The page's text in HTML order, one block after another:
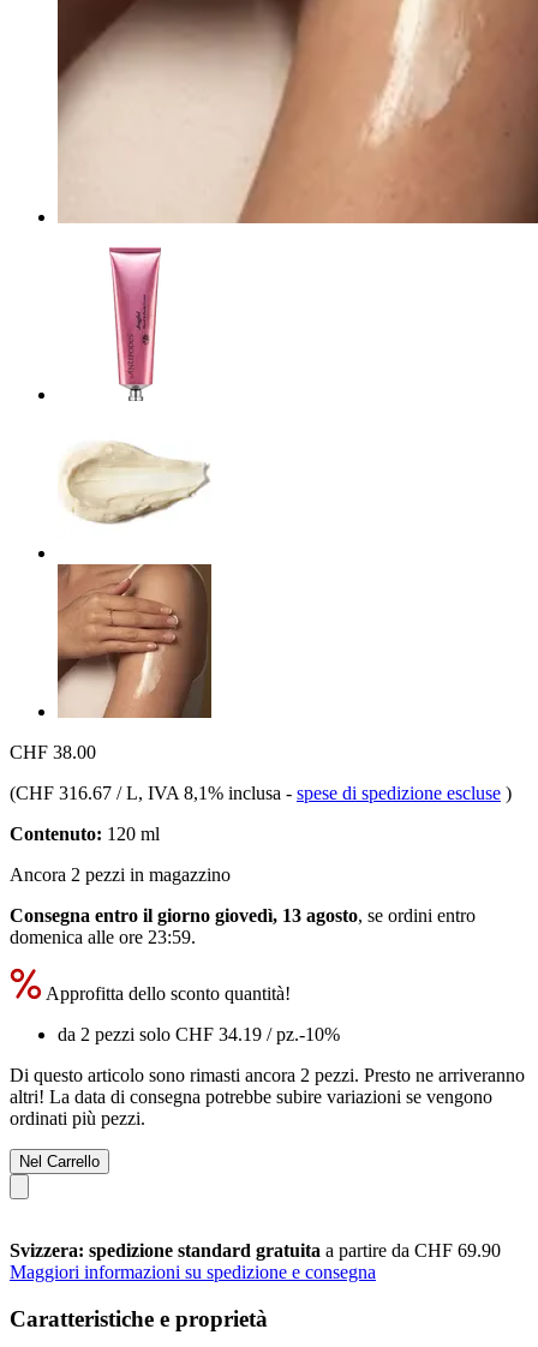
CHF 38.00
(CHF 316.67 / L, IVA 8,1% inclusa - spese di spedizione escluse )
Contenuto: 120 ml
Ancora 2 pezzi in magazzino
Consegna entro il giorno giovedì, 13 agosto, se ordini entro
domenica alle ore 23:59.
Approfitta dello sconto quantità!
da 2 pezzi solo CHF 34.19 / pz.-10%
Di questo articolo sono rimasti ancora 2 pezzi. Presto ne arriveranno
altri! La data di consegna potrebbe subire variazioni se vengono
ordinati più pezzi.
Nel Carrello
Svizzera: spedizione standard gratuita a partire da CHF 69.90
Maggiori informazioni su spedizione e consegna
Caratteristiche e proprietà